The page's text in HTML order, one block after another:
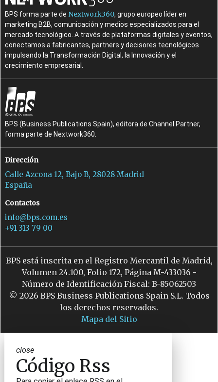
BPS forma parte de Nextwork360, grupo europeo líder en
marketing B2B, comunicación y medios especializados para el
mercado tecnológico. A través de plataformas digitales y eventos,
conectamos a fabricantes, partners y decisores tecnológicos
impulsando la Transformación Digital, la Innovación y el
crecimiento empresarial.
BPS (Business Publications Spain), editora de Channel Partner,
forma parte de Nextwork360.
Dirección
Calle Azcona 12, Bajo B, 28028 Madrid
España
Contactos
info@bps.com.es
+91 313 79 00
BPS está inscrita en el Registro Mercantil de Madrid,
Volumen 24.100, Folio 172, Página M-433036 -
Número de Identificación Fiscal: B-85062503
© 2026 BPS Business Publications Spain S.L. Todos
los derechos reservados.
Mapa del Sitio
close
Código Rss